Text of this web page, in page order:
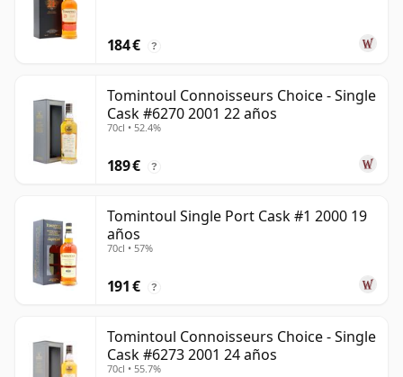
184 € ?
Tomintoul Connoisseurs Choice - Single
Cask #6270 2001 22 años
70cl • 52.4%
189 € ?
Tomintoul Single Port Cask #1 2000 19
años
70cl • 57%
191 € ?
Tomintoul Connoisseurs Choice - Single
Cask #6273 2001 24 años
70cl • 55.7%